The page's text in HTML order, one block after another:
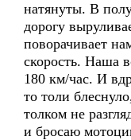
натянуты. В
дорогу
поворачивает
скорость. Наша
180 км/час. И
то толи
толком не
и бросаю